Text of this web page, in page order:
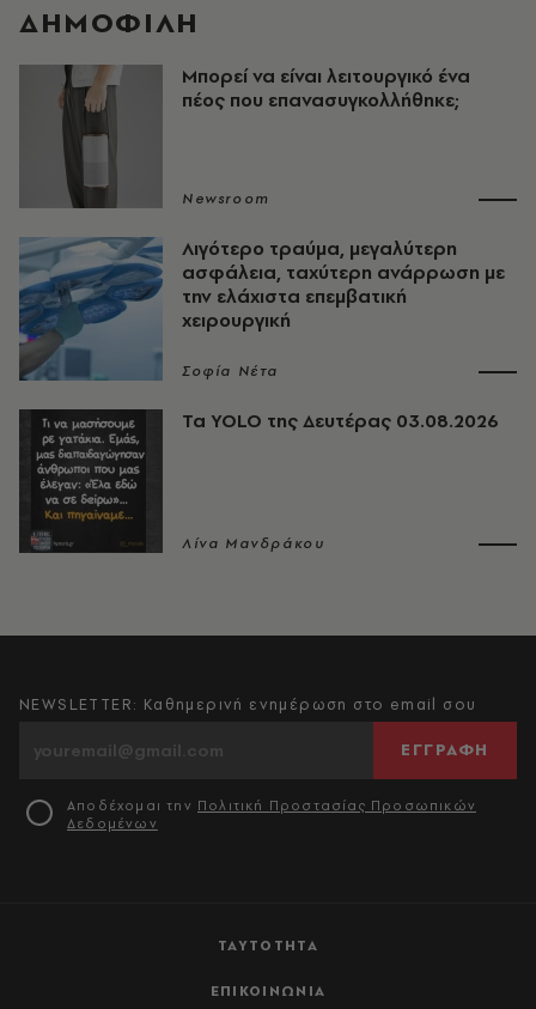
ΔΗΜΟΦΙΛΗ
Μπορεί να είναι λειτουργικό ένα
πέος που επανασυγκολλήθηκε;
Newsroom
Λιγότερο τραύμα, μεγαλύτερη
ασφάλεια, ταχύτερη ανάρρωση με
την ελάχιστα επεμβατική
χειρουργική
Σοφία Νέτα
Τα YOLO της Δευτέρας 03.08.2026
Λίνα Μανδράκου
ΤΑΥΤΟΤΗΤΑ
ΕΠΙΚΟΙΝΩΝΙΑ
NEWSLETTER: Καθημερινή ενημέρωση στο email σου
ΕΓΓΡΑΦΗ
Αποδέχομαι την Πολιτική Προστασίας Προσωπικών
Δεδομένων